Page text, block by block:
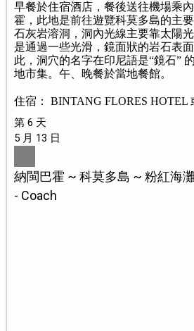
早餐於住宿酒店，餐後送往機場乘
霍，此地是前往遊覽科莫多島的主
石灰岩溶洞，洞內光線主要靠太陽
是通過一些光滑，鏡面狀的岩石表
此，洞穴的名字在印尼語是“鏡石”
地市集。午、晚餐於當地餐館。
住宿： BINTANG FLORES HOTEL
第 6 天
5 月 13 日
納閩巴霍 ~ 科莫多島 ~ 粉紅海
- Coach